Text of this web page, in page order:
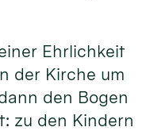
Ehrlichkeit
der Kirche um
den Bogen
zu den Kindern